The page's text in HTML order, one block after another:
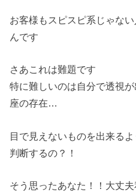
お客様もスピスピ系じゃな
んです
さあこれは難題です
特に難しいのは自分で透視
座の存在…
目で見えないものを出来る
判断するの？！
そう思ったあなた！！大丈